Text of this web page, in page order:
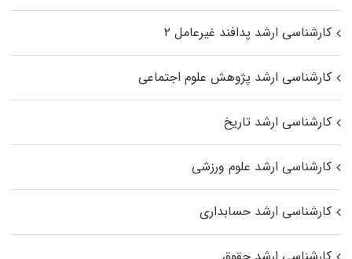
کارشناسی ارشد پدافند غیرعامل ۲
کارشناسی ارشد پژوهش علوم اجتماعی
کارشناسی ارشد تاریخ
کارشناسی ارشد علوم ورزشی
کارشناسی ارشد حسابداری